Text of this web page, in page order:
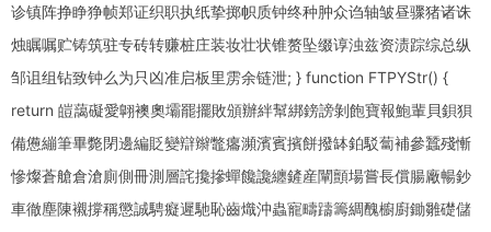
诊镇阵挣睁狰帧郑证织职执纸挚掷帜质钟终种肿众诌轴皱昼骤猪诸诛
烛瞩嘱贮铸筑驻专砖转赚桩庄装妆壮状锥赘坠缀谆浊兹资渍踪综总纵
邹诅组钻致钟么为只凶准启板里雳余链泄; } function FTPYStr() {
return 皚藹礙愛翺襖奧壩罷擺敗頒辦絆幫綁鎊謗剝飽寶報鮑輩貝鋇狽
備憊繃筆畢斃閉邊編貶變辯辮鼈癟瀕濱賓擯餅撥缽鉑駁蔔補參蠶殘慚
慘燦蒼艙倉滄廁側冊測層詫攙摻蟬饞讒纏鏟産闡顫場嘗長償腸廠暢鈔
車徹塵陳襯撐稱懲誠騁癡遲馳恥齒熾沖蟲寵疇躊籌綢醜櫥廚鋤雛礎儲